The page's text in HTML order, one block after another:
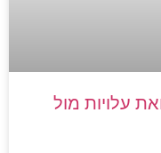
עלויות מול